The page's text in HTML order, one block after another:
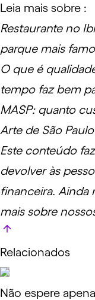
Leia mais sobre :
Restaurante no
parque mais
O que é
tempo faz bem
MASP: quanto
Arte de São Paulo
Este conteúdo
devolver às
financeira. Ainda
mais sobre
Relacionados
Não espere